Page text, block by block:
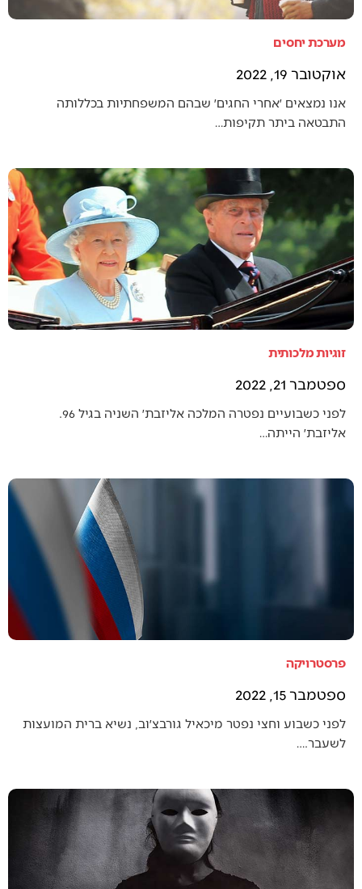
מערכת יחסים
אוקטובר 19, 2022
אנו נמצאים ׳אחרי החגים׳ שבהם המשפחתיות בכללותה
התבטאה ביתר תקיפות…
זוגיות מלכותית
ספטמבר 21, 2022
לפני כשבועיים נפטרה המלכה אליזבת׳ השניה בגיל 96.
אליזבת׳ הייתה…
פרסטרויקה
ספטמבר 15, 2022
לפני כשבוע וחצי נפטר מיכאיל גורבצ׳וב, נשיא ברית המועצות
לשעבר.…